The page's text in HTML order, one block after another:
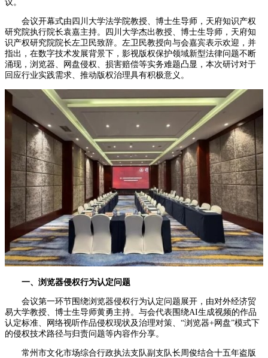
议。
会议开幕式由四川大学法学院教授、博士生导师，天府知识产权
研究院执行院长袁嘉主持。四川大学杰出教授、博士生导师，天府知
识产权研究院院长左卫民致辞。左卫民教授向与会嘉宾表示欢迎，并
指出，在数字技术发展背景下，影视版权保护领域新型法律问题不断
涌现，浏览器、网盘侵权、损害赔偿等实务难题凸显，本次研讨对于
回应行业实践需求、推动版权治理具有积极意义。
一、浏览器侵权行为认定问题
会议第一环节围绕浏览器侵权行为认定问题展开，由对外经济贸
易大学教授、博士生导师黄勇主持。与会代表围绕AI生成视频的作品
认定标准、网络视听作品侵权现状及治理对策、“浏览器+网盘”模式下
的侵权技术路径与归责问题等内容作分享。
常州市文化市场综合行政执法支队副支队长周俊结合十五年盗版